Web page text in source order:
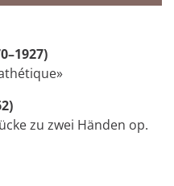
zu zwei Händen op.